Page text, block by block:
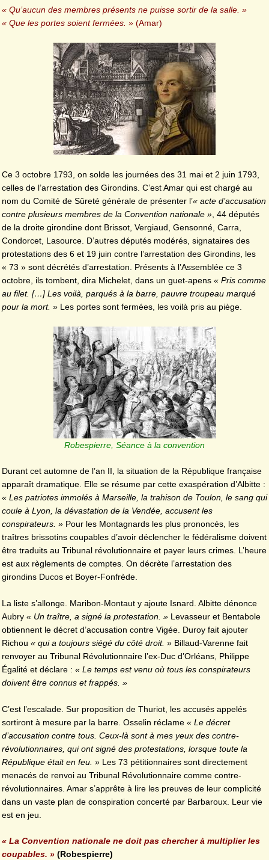
« Qu’aucun des membres présents ne puisse sortir de la salle. »
« Que les portes soient fermées. » (Amar)
Ce 3 octobre 1793, on solde les journées des 31 mai et 2 juin 1793,
celles de l’arrestation des Girondins. C’est Amar qui est chargé au
nom du Comité de Sûreté générale de présenter l’« acte d’accusation
contre plusieurs membres de la Convention nationale », 44 députés
de la droite girondine dont Brissot, Vergiaud, Gensonné, Carra,
Condorcet, Lasource. D’autres députés modérés, signataires des
protestations des 6 et 19 juin contre l’arrestation des Girondins, les
« 73 » sont décrétés d’arrestation. Présents à l’Assemblée ce 3
octobre, ils tombent, dira Michelet, dans un guet-apens « Pris comme
au filet. […] Les voilà, parqués à la barre, pauvre troupeau marqué
pour la mort. » Les portes sont fermées, les voilà pris au piège.
Robespierre, Séance à la convention
Durant cet automne de l’an II, la situation de la République française
apparaît dramatique. Elle se résume par cette exaspération d’Albitte :
« Les patriotes immolés à Marseille, la trahison de Toulon, le sang qui
coule à Lyon, la dévastation de la Vendée, accusent les
conspirateurs. » Pour les Montagnards les plus prononcés, les
traîtres brissotins coupables d’avoir déclencher le fédéralisme doivent
être traduits au Tribunal révolutionnaire et payer leurs crimes. L’heure
est aux règlements de comptes. On décrète l’arrestation des
girondins Ducos et Boyer-Fonfrède.
La liste s’allonge. Maribon-Montaut y ajoute Isnard. Albitte dénonce
Aubry « Un traître, a signé la protestation. » Levasseur et Bentabole
obtiennent le décret d’accusation contre Vigée. Duroy fait ajouter
Richou « qui a toujours siégé du côté droit. » Billaud-Varenne fait
renvoyer au Tribunal Révolutionnaire l’ex-Duc d’Orléans, Philippe
Égalité et déclare : « Le temps est venu où tous les conspirateurs
doivent être connus et frappés. »
C’est l’escalade. Sur proposition de Thuriot, les accusés appelés
sortiront à mesure par la barre. Osselin réclame « Le décret
d’accusation contre tous. Ceux-là sont à mes yeux des contre-
révolutionnaires, qui ont signé des protestations, lorsque toute la
République était en feu. » Les 73 pétitionnaires sont directement
menacés de renvoi au Tribunal Révolutionnaire comme contre-
révolutionnaires. Amar s’apprête à lire les preuves de leur complicité
dans un vaste plan de conspiration concerté par Barbaroux. Leur vie
est en jeu.
« La Convention nationale ne doit pas chercher à multiplier les
coupables. » (Robespierre)